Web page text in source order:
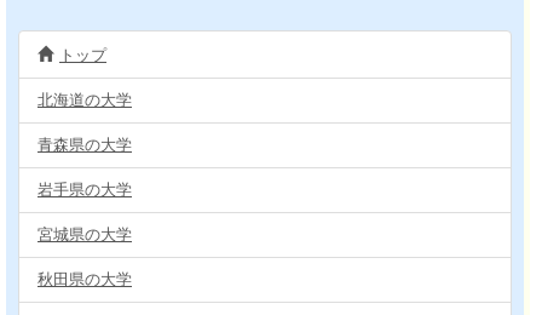
トップ
北海道の大学
青森県の大学
岩手県の大学
宮城県の大学
秋田県の大学